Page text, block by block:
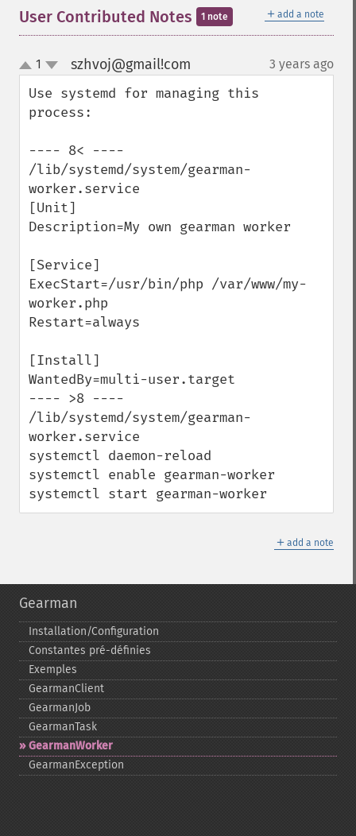
＋ add a note
User Contributed Notes 1 note
up
down
1 szhvoj@gmail!com 3 years ago
Use systemd for managing this
process:
---- 8< ----
/lib/systemd/system/gearman-
worker.service
[Unit]
Description=My own gearman worker
[Service]
ExecStart=/usr/bin/php /var/www/my-
worker.php
Restart=always
[Install]
WantedBy=multi-user.target
---- >8 ----
/lib/systemd/system/gearman-
worker.service
systemctl daemon-reload
systemctl enable gearman-worker
systemctl start gearman-worker
＋ add a note
Gearman
Installation/Configuration
Constantes pré-​définies
Exemples
GearmanClient
GearmanJob
GearmanTask
GearmanWorker
GearmanException